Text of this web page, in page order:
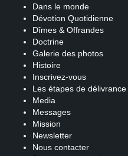
Dans le monde
Dévotion Quotidienne
Dîmes & Offrandes
Doctrine
Galerie des photos
Histoire
Inscrivez-vous
Les étapes de délivrance
Media
Messages
Mission
Newsletter
Nous contacter